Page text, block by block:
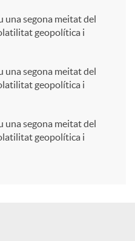
una segona meitat del
geopolítica i
una segona meitat del
geopolítica i
una segona meitat del
geopolítica i